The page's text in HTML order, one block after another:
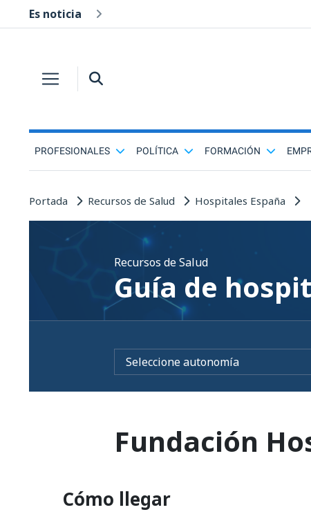
Es noticia
PROFESIONALES POLÍTICA FORMACIÓN
Portada Recursos de Salud Hospitales España
Recursos de Salud
Guía de
Fundación
Cómo llegar